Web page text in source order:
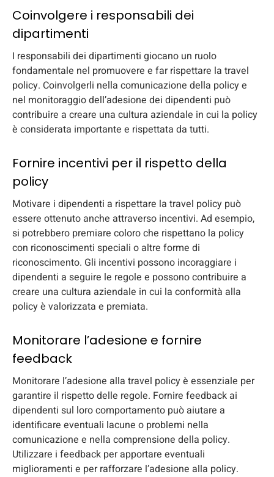
Coinvolgere i responsabili dei
dipartimenti
I responsabili dei dipartimenti giocano un ruolo
fondamentale nel promuovere e far rispettare la travel
policy. Coinvolgerli nella comunicazione della policy e
nel monitoraggio dell’adesione dei dipendenti può
contribuire a creare una cultura aziendale in cui la policy
è considerata importante e rispettata da tutti.
Fornire incentivi per il rispetto della
policy
Motivare i dipendenti a rispettare la travel policy può
essere ottenuto anche attraverso incentivi. Ad esempio,
si potrebbero premiare coloro che rispettano la policy
con riconoscimenti speciali o altre forme di
riconoscimento. Gli incentivi possono incoraggiare i
dipendenti a seguire le regole e possono contribuire a
creare una cultura aziendale in cui la conformità alla
policy è valorizzata e premiata.
Monitorare l’adesione e fornire
feedback
Monitorare l’adesione alla travel policy è essenziale per
garantire il rispetto delle regole. Fornire feedback ai
dipendenti sul loro comportamento può aiutare a
identificare eventuali lacune o problemi nella
comunicazione e nella comprensione della policy.
Utilizzare i feedback per apportare eventuali
miglioramenti e per rafforzare l’adesione alla policy.